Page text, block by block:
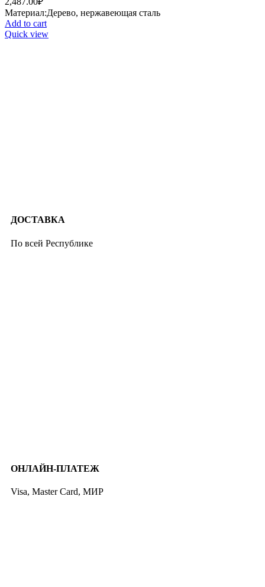
Материал:Дерево, нержавеющая сталь
Add to cart
Quick view
ДОСТАВКА
По всей Республике
ОНЛАЙН-ПЛАТЕЖ
Visa, Master Card, МИР